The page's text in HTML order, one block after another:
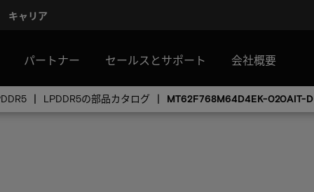
キャリア
パートナー セールスとサポート 会社概要
LPDDR5の部品カタログ MT62F768M64D4EK-020AIT-D